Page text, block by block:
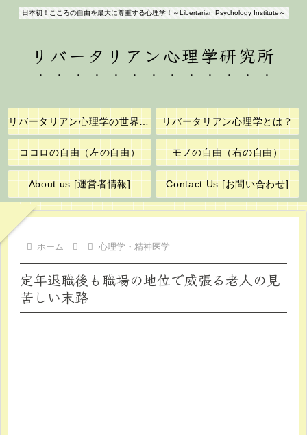
日本初！こころの自由を最大に尊重する心理学！～Libertarian Psychology Institute～
リバータリアン心理学研究所
リバータリアン心理学の世界へようこそ！ リバータリアン心理学とは？
ココロの自由（左の自由） モノの自由（右の自由）
About us [運営者情報] Contact Us [お問い合わせ]
ホーム 心理学・精神医学
定年退職後も職場の地位で威張る老人の見
苦しい末路